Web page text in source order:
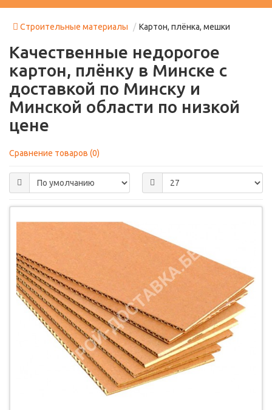
Строительные материалы Картон, плёнка, мешки
Качественные недорогое
картон, плёнку в Минске с
доставкой по Минску и
Минской области по низкой
цене
Сравнение товаров (0)